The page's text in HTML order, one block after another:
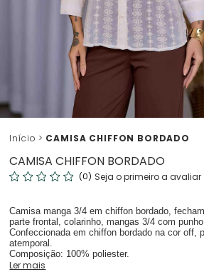
Início CAMISA CHIFFON BORDADO
CAMISA CHIFFON BORDADO
(0) Seja o primeiro a avaliar
Camisa manga 3/4 em chiffon bordado,
parte frontal, colarinho, mangas 3/4 com
Confeccionada em chiffon bordado na cor off,
atemporal.
Composição: 100% poliester.
Ler mais